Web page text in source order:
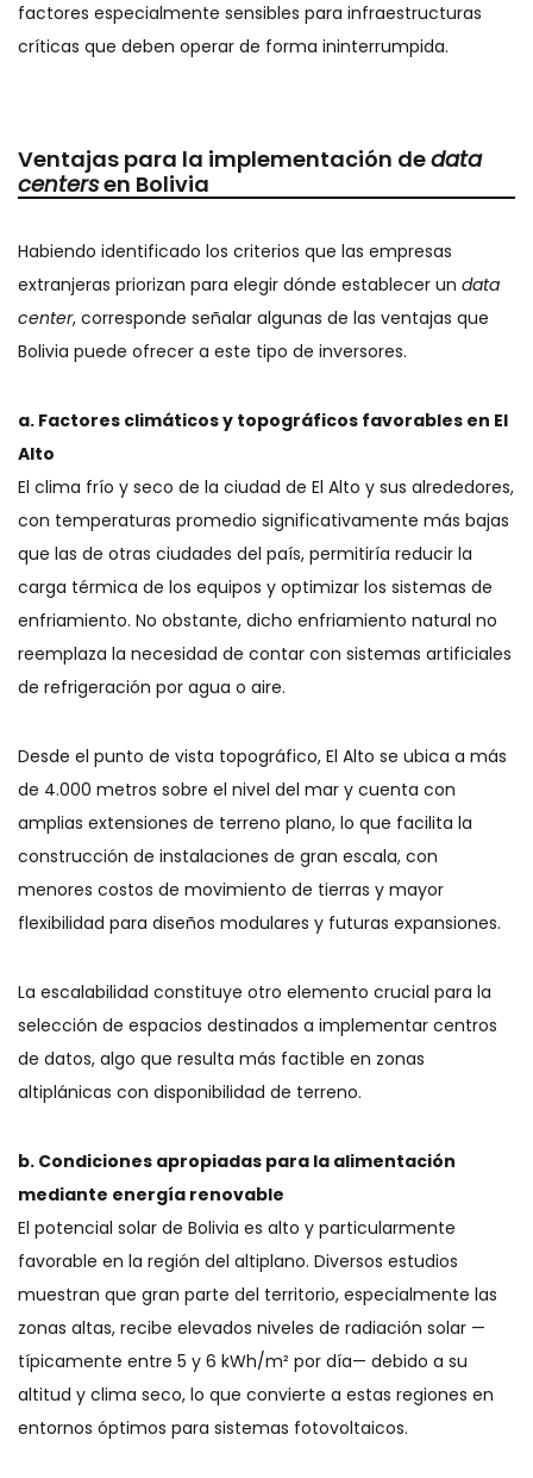
factores especialmente sensibles para infraestructuras
críticas que deben operar de forma ininterrumpida.
Ventajas para la implementación dedata
centersen Bolivia
Habiendo identificado los criterios que las empresas
extranjeras priorizan para elegir dónde establecer un data
center, corresponde señalar algunas de las ventajas que
Bolivia puede ofrecer a este tipo de inversores.
a. Factores climáticos y topográficos favorables en El
Alto
El clima frío y seco de la ciudad de El Alto y sus alrededores,
con temperaturas promedio significativamente más bajas
que las de otras ciudades del país, permitiría reducir la
carga térmica de los equipos y optimizar los sistemas de
enfriamiento. No obstante, dicho enfriamiento natural no
reemplaza la necesidad de contar con sistemas artificiales
de refrigeración por agua o aire.
Desde el punto de vista topográfico, El Alto se ubica a más
de 4.000 metros sobre el nivel del mar y cuenta con
amplias extensiones de terreno plano, lo que facilita la
construcción de instalaciones de gran escala, con
menores costos de movimiento de tierras y mayor
flexibilidad para diseños modulares y futuras expansiones.
La escalabilidad constituye otro elemento crucial para la
selección de espacios destinados a implementar centros
de datos, algo que resulta más factible en zonas
altiplánicas con disponibilidad de terreno.
b. Condiciones apropiadas para la alimentación
mediante energía renovable
El potencial solar de Bolivia es alto y particularmente
favorable en la región del altiplano. Diversos estudios
muestran que gran parte del territorio, especialmente las
zonas altas, recibe elevados niveles de radiación solar —
típicamente entre 5 y 6 kWh/m² por día— debido a su
altitud y clima seco, lo que convierte a estas regiones en
entornos óptimos para sistemas fotovoltaicos.